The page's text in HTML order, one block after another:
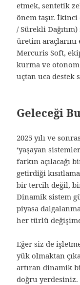
etmek, sentetik
önem taşır.
/ Sürekli
üretim
Mercuris Soft,
kurma ve
uçtan uca destek
Geleceği
2025 yılı ve
‘yaşayan
farkın açılacağı
getirdiği
bir tercih değil,
Dinamik sistem
piyasa
her türlü
Eğer siz de
yük olmaktan
artıran dinamik
doğru yerdesiniz.